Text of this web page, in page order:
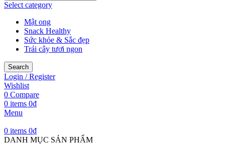
Select category
Mật ong
Snack Healthy
Sức khỏe & Sắc đẹp
Trái cây tươi ngon
Search
Login / Register
Wishlist
0 Compare
0 items 0₫
Menu
0 items 0₫
DANH MỤC SẢN PHẨM